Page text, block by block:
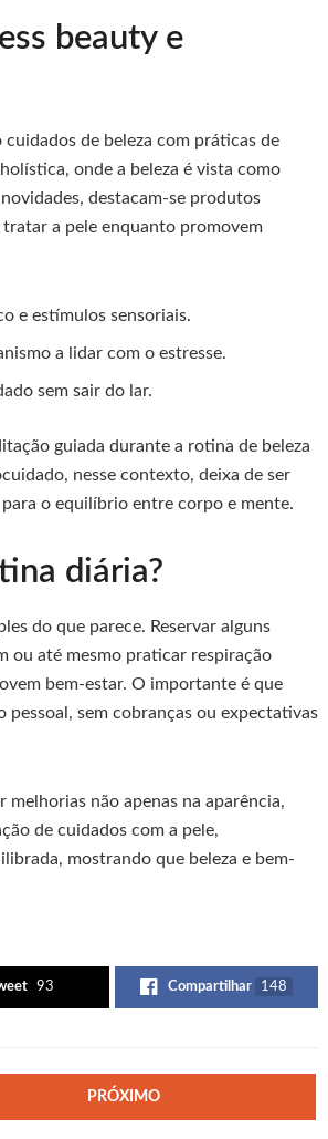
beauty e
de beleza com práticas de
onde a beleza é vista como
destacam-se produtos
a pele enquanto promovem
e estímulos sensoriais.
a lidar com o estresse.
sem sair do lar.
guiada durante a rotina de beleza
nesse contexto, deixa de ser
o equilíbrio entre corpo e mente.
diária?
do que parece. Reservar alguns
ou até mesmo praticar respiração
bem-estar. O importante é que
pessoal, sem cobranças ou expectativas
não apenas na aparência,
de cuidados com a pele,
mostrando que beleza e bem-
93 Compartilhar 148
PRÓXIMO